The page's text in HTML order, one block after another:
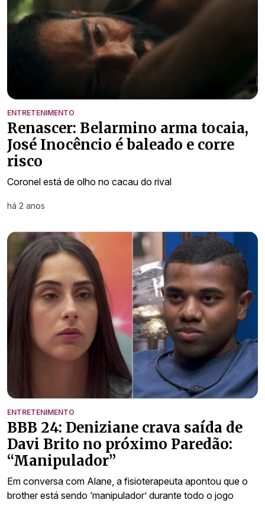
ENTRETENIMENTO
Renascer: Belarmino arma tocaia,
José Inocêncio é baleado e corre
risco
Coronel está de olho no cacau do rival
há 2 anos
ENTRETENIMENTO
BBB 24: Deniziane crava saída de
Davi Brito no próximo Paredão:
“Manipulador”
Em conversa com Alane, a fisioterapeuta apontou que o
brother está sendo ‘manipulador’ durante todo o jogo